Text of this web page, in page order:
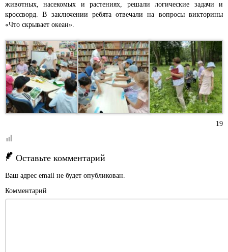
животных, насекомых и растениях, решали логические задачи и
кроссворд. В заключении ребята отвечали на вопросы викторины
«Что скрывает океан».
19
Оставьте комментарий
Ваш адрес email не будет опубликован.
Комментарий